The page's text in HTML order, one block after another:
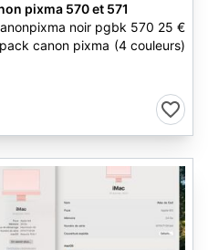
pixma 570 et 571
noir pgbk 570 25 €
canon pixma (4 couleurs)